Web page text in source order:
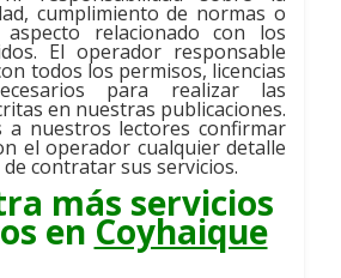
cumplimiento de normas o
relacionado con los
El operador responsable
todos los permisos, licencias
para realizar las
en nuestras publicaciones.
a nuestros lectores confirmar
el operador cualquier detalle
contratar sus servicios.
más servicios
enCoyhaique